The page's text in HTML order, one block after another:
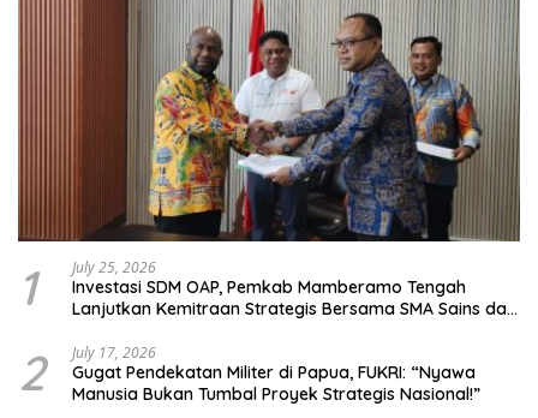
1 July 25, 2026
Investasi SDM OAP, Pemkab Mamberamo Tengah
Lanjutkan Kemitraan Strategis Bersama SMA Sains dan
2 July 17, 2026
Gugat Pendekatan Militer di Papua, FUKRI: “Nyawa
Manusia Bukan Tumbal Proyek Strategis Nasional!”